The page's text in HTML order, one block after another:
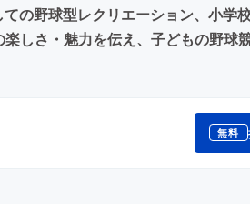
の野球型レクリエーション、小学
しさ・魅力を伝え、子どもの野球
無料